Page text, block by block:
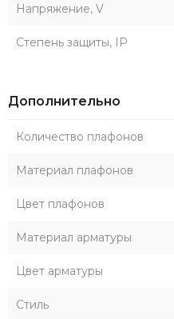
Напряжение, V
Степень защиты, IP
Дополнительно
Количество плафонов
Материал плафонов
Цвет плафонов
Материал арматуры
Цвет арматуры
Стиль